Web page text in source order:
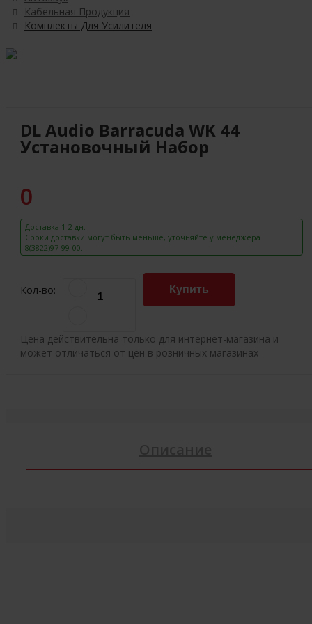
Кабельная Продукция
Комплекты Для Усилителя
DL Audio Barracuda WK 44
Установочный Набор
0
Доставка 1-2 дн.
Сроки доставки могут быть меньше, уточняйте у менеджера
8(3822)97-99-00.
Кол-во: Купить
Цена действительна только для интернет-магазина и
может отличаться от цен в розничных магазинах